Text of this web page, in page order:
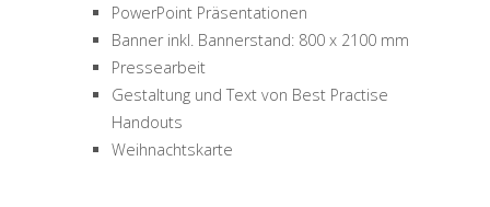
PowerPoint Präsentationen
Banner inkl. Bannerstand: 800 x 2100 mm
Pressearbeit
Gestaltung und Text von Best Practise
Handouts
Weihnachtskarte